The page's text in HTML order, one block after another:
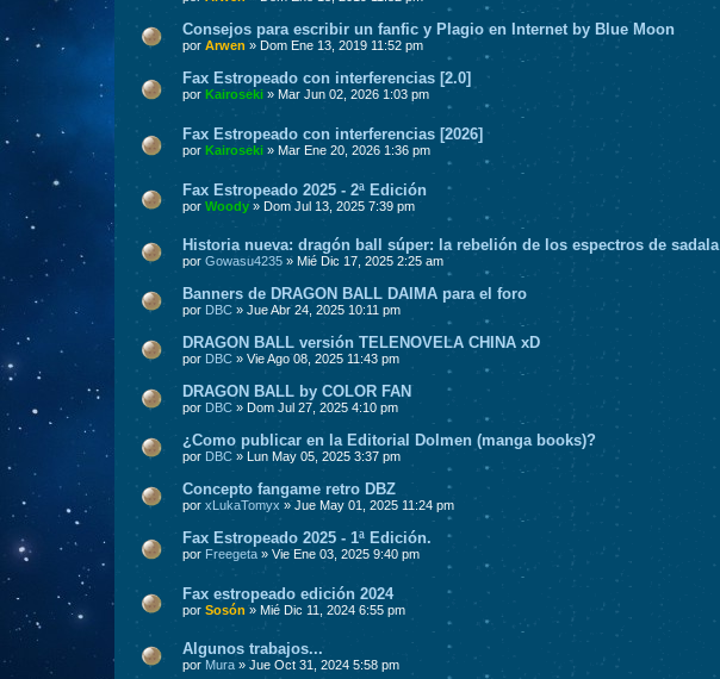
Consejos para escribir un fanfic y Plagio en Internet by Blue Moon
por Arwen » Dom Ene 13, 2019 11:52 pm
Fax Estropeado con interferencias [2.0]
por Kairoseki » Mar Jun 02, 2026 1:03 pm
Fax Estropeado con interferencias [2026]
por Kairoseki » Mar Ene 20, 2026 1:36 pm
Fax Estropeado 2025 - 2ª Edición
por Woody » Dom Jul 13, 2025 7:39 pm
Historia nueva: dragón ball súper: la rebelión de los espectros de sadala
por Gowasu4235 » Mié Dic 17, 2025 2:25 am
Banners de DRAGON BALL DAIMA para el foro
por DBC » Jue Abr 24, 2025 10:11 pm
DRAGON BALL versión TELENOVELA CHINA xD
por DBC » Vie Ago 08, 2025 11:43 pm
DRAGON BALL by COLOR FAN
por DBC » Dom Jul 27, 2025 4:10 pm
¿Como publicar en la Editorial Dolmen (manga books)?
por DBC » Lun May 05, 2025 3:37 pm
Concepto fangame retro DBZ
por xLukaTomyx » Jue May 01, 2025 11:24 pm
Fax Estropeado 2025 - 1ª Edición.
por Freegeta » Vie Ene 03, 2025 9:40 pm
Fax estropeado edición 2024
por Sosón » Mié Dic 11, 2024 6:55 pm
Algunos trabajos...
por Mura » Jue Oct 31, 2024 5:58 pm